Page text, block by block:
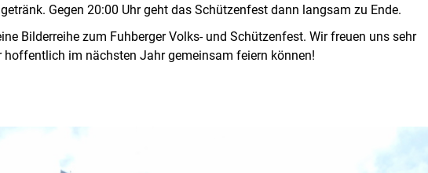
Gegen 20:00 Uhr geht das Schützenfest dann langsam zu Ende.
Bilderreihe zum Fuhberger Volks- und Schützenfest. Wir freuen uns sehr
hoffentlich im nächsten Jahr gemeinsam feiern können!